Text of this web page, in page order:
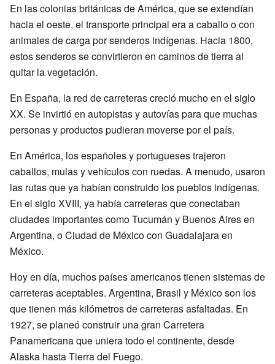
En las colonias británicas de América, que se extendían
hacia el oeste, el transporte principal era a caballo o con
animales de carga por senderos indígenas. Hacia 1800,
estos senderos se convirtieron en caminos de tierra al
quitar la vegetación.
En España, la red de carreteras creció mucho en el siglo
XX. Se invirtió en autopistas y autovías para que muchas
personas y productos pudieran moverse por el país.
En América, los españoles y portugueses trajeron
caballos, mulas y vehículos con ruedas. A menudo, usaron
las rutas que ya habían construido los pueblos indígenas.
En el siglo XVIII, ya había carreteras que conectaban
ciudades importantes como Tucumán y Buenos Aires en
Argentina, o Ciudad de México con Guadalajara en
México.
Hoy en día, muchos países americanos tienen sistemas de
carreteras aceptables. Argentina, Brasil y México son los
que tienen más kilómetros de carreteras asfaltadas. En
1927, se planeó construir una gran Carretera
Panamericana que uniera todo el continente, desde
Alaska hasta Tierra del Fuego.